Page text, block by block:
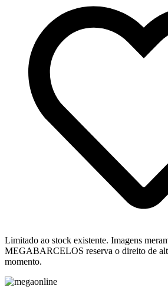
Limitado ao stock existente. Imagens
MEGABARCELOS reserva o direito de
momento.